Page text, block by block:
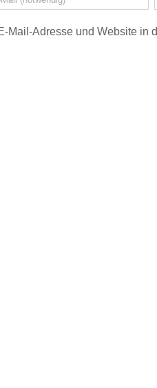
Mail-Adresse und Website in